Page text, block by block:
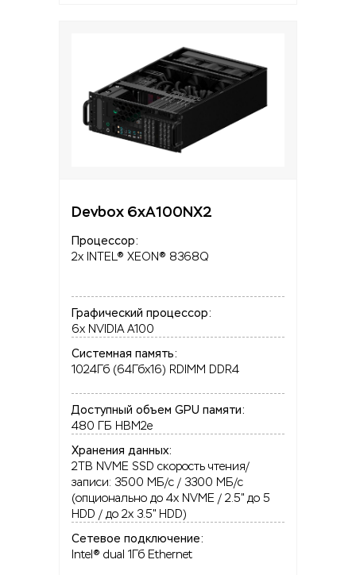
Devbox 6xA100NX2
Процессор:
2x INTEL® XEON® 8368Q
Графический процессор:
6x NVIDIA A100
Системная память:
1024Гб (64Гбx16) RDIMM DDR4
Доступный объем GPU памяти:
480 ГБ HBM2e
Хранения данных:
2TB NVME SSD скорость чтения/
записи: 3500 МБ/с / 3300 МБ/с
(опционально до 4x NVME / 2.5" до 5
HDD / до 2x 3.5" HDD)
Сетевое подключение:
Intel® dual 1Гб Ethernet